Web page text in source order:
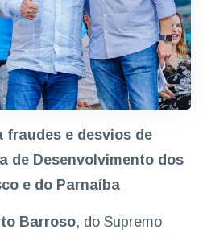
fraudes e desvios de
de Desenvolvimento dos
e do Parnaíba
Barroso, do Supremo